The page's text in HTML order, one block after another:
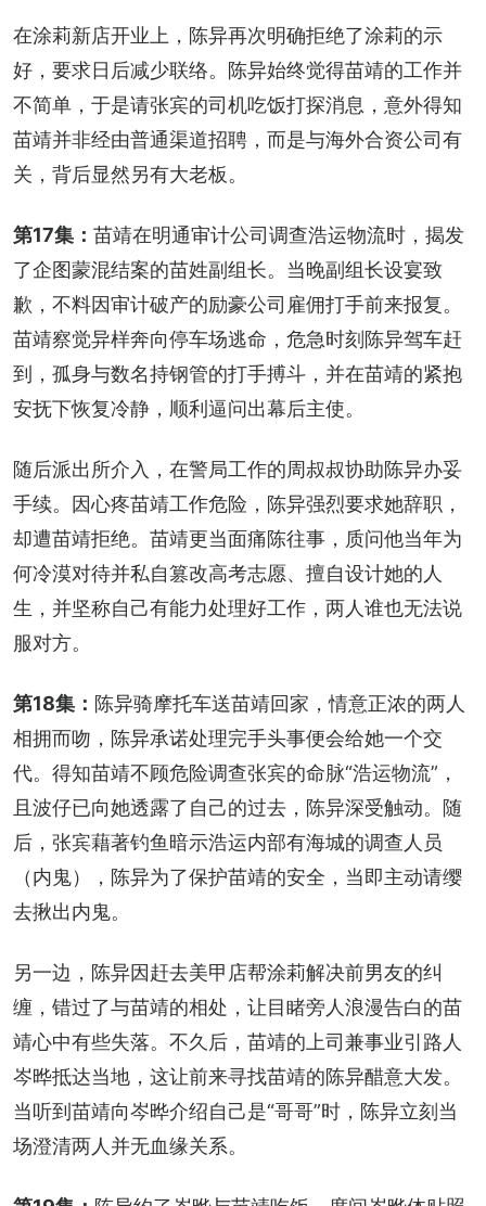
在涂莉新店开业上，陈异再次明确拒绝了涂莉的示
好，要求日后减少联络。陈异始终觉得苗靖的工作并
不简单，于是请张宾的司机吃饭打探消息，意外得知
苗靖并非经由普通渠道招聘，而是与海外合资公司有
关，背后显然另有大老板。
第17集： 苗靖在明通审计公司调查浩运物流时，揭发
了企图蒙混结案的苗姓副组长。当晚副组长设宴致
歉，不料因审计破产的励豪公司雇佣打手前来报复。
苗靖察觉异样奔向停车场逃命，危急时刻陈异驾车赶
到，孤身与数名持钢管的打手搏斗，并在苗靖的紧抱
安抚下恢复冷静，顺利逼问出幕后主使。
随后派出所介入，在警局工作的周叔叔协助陈异办妥
手续。因心疼苗靖工作危险，陈异强烈要求她辞职，
却遭苗靖拒绝。苗靖更当面痛陈往事，质问他当年为
何冷漠对待并私自篡改高考志愿、擅自设计她的人
生，并坚称自己有能力处理好工作，两人谁也无法说
服对方。
第18集： 陈异骑摩托车送苗靖回家，情意正浓的两人
相拥而吻，陈异承诺处理完手头事便会给她一个交
代。得知苗靖不顾危险调查张宾的命脉“浩运物流”，
且波仔已向她透露了自己的过去，陈异深受触动。随
后，张宾藉著钓鱼暗示浩运内部有海城的调查人员
（内鬼），陈异为了保护苗靖的安全，当即主动请缨
去揪出内鬼。
另一边，陈异因赶去美甲店帮涂莉解决前男友的纠
缠，错过了与苗靖的相处，让目睹旁人浪漫告白的苗
靖心中有些失落。不久后，苗靖的上司兼事业引路人
岑晔抵达当地，这让前来寻找苗靖的陈异醋意大发。
当听到苗靖向岑晔介绍自己是“哥哥”时，陈异立刻当
场澄清两人并无血缘关系。